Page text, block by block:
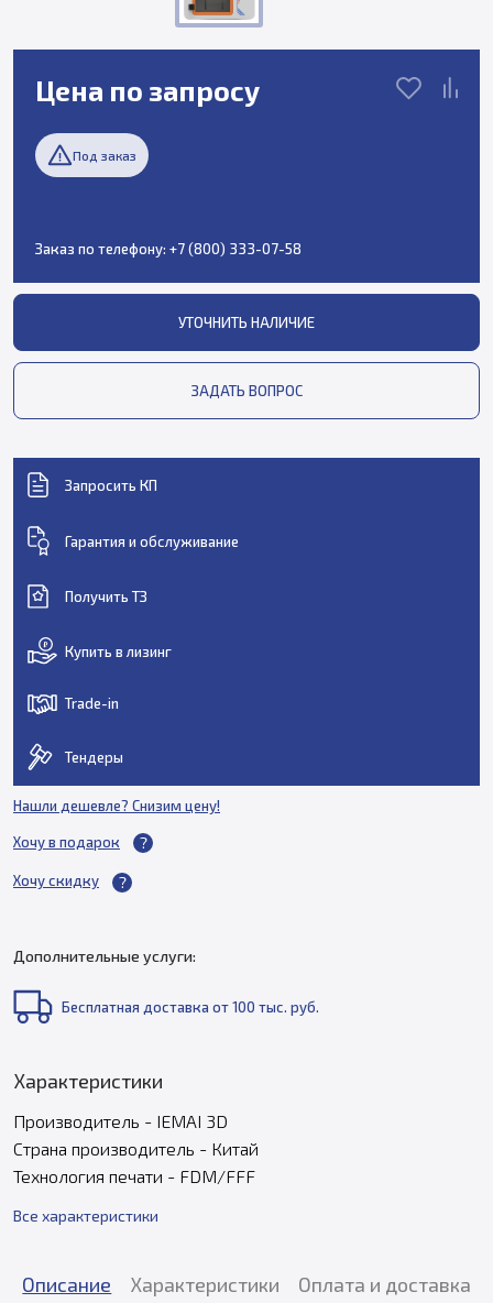
Цена по запросу
Под заказ
Заказ по телефону: +7 (800) 333-07-58
УТОЧНИТЬ НАЛИЧИЕ
ЗАДАТЬ ВОПРОС
Запросить КП
Гарантия и обслуживание
Получить ТЗ
Купить в лизинг
Trade-in
Тендеры
Нашли дешевле? Снизим цену!
Хочу в подарок
Хочу скидку
Дополнительные услуги:
Бесплатная доставка от 100 тыс. руб.
Характеристики
Производитель - IEMAI 3D
Страна производитель - Китай
Технология печати - FDM/FFF
Все характеристики
Описание Характеристики Оплата и доставка